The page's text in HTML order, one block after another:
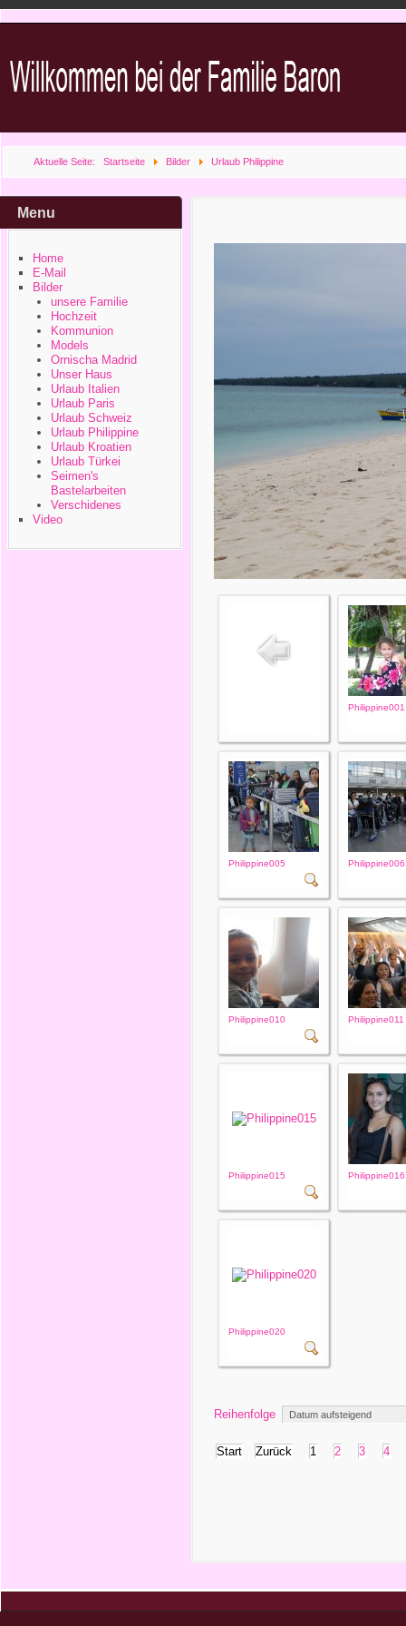
Aktuelle Seite: Startseite Bilder Urlaub Philippine
Menu
Home
E-Mail
Bilder
unsere Familie
Hochzeit
Kommunion
Models
Ornischa Madrid
Unser Haus
Urlaub Italien
Urlaub Paris
Urlaub Schweiz
Urlaub Philippine
Urlaub Kroatien
Urlaub Türkei
Seimen's
Bastelarbeiten
Verschidenes
Video
Philippine001
Philippine005 Philippine006
Philippine010 Philippine011
Philippine015 Philippine016
Philippine020
Reihenfolge
Start Zurück 1 2 3 4